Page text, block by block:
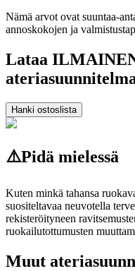
Nämä arvot ovat suuntaa-
annoskokojen ja
Lataa
Hanki ostoslista
⚠️Pidä mielessä
Kuten minkä tahansa
suositeltavaa neuvotella
rekisteröityneen
ruokailutottumusten
Muut